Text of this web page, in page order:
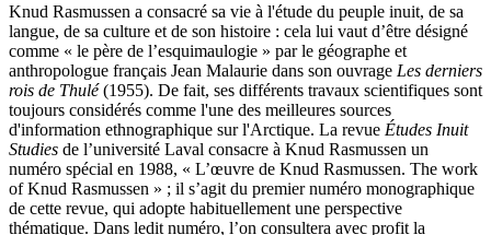
Knud Rasmussen a consacré sa vie à l'étude du peuple inuit, de sa
langue, de sa culture et de son histoire : cela lui vaut d’être désigné
comme « le père de l’esquimaulogie » par le géographe et
anthropologue français Jean Malaurie dans son ouvrage Les derniers
rois de Thulé(1955). De fait, ses différents travaux scientifiques sont
toujours considérés comme l'une des meilleures sources
d'information ethnographique sur l'Arctique. La revue Études Inuit
Studies de l’université Laval consacre à Knud Rasmussen un
numéro spécial en 1988, « L’œuvre de Knud Rasmussen. The work
of Knud Rasmussen » ; il s’agit du premier numéro monographique
de cette revue, qui adopte habituellement une perspective
thématique. Dans ledit numéro, l’on consultera avec profit la